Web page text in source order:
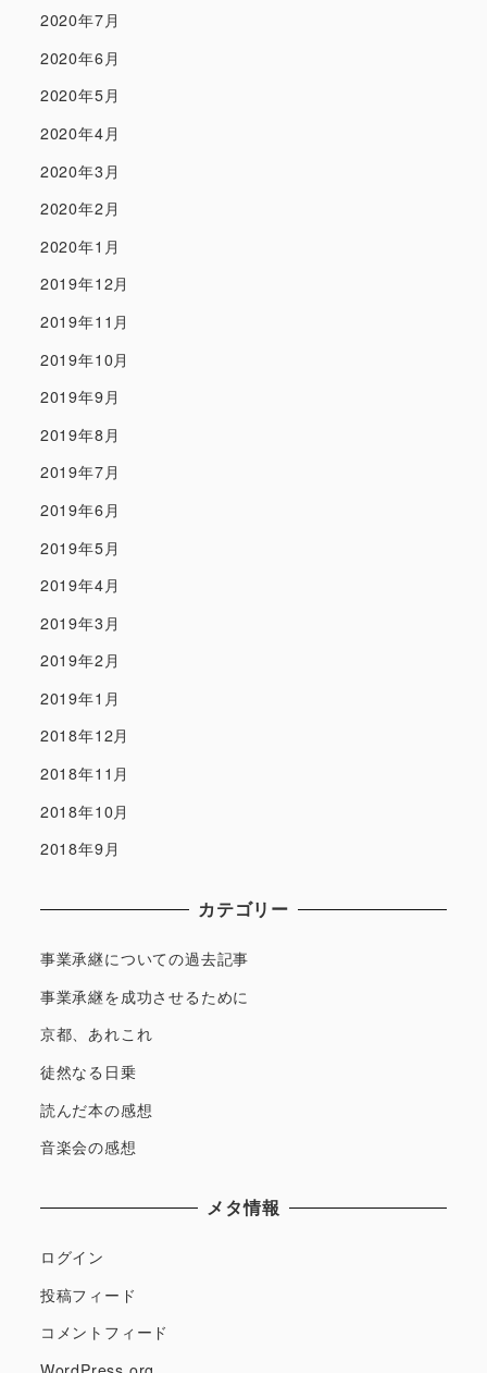
2020年7月
2020年6月
2020年5月
2020年4月
2020年3月
2020年2月
2020年1月
2019年12月
2019年11月
2019年10月
2019年9月
2019年8月
2019年7月
2019年6月
2019年5月
2019年4月
2019年3月
2019年2月
2019年1月
2018年12月
2018年11月
2018年10月
2018年9月
カテゴリー
事業承継についての過去記事
事業承継を成功させるために
京都、あれこれ
徒然なる日乗
読んだ本の感想
音楽会の感想
メタ情報
ログイン
投稿フィード
コメントフィード